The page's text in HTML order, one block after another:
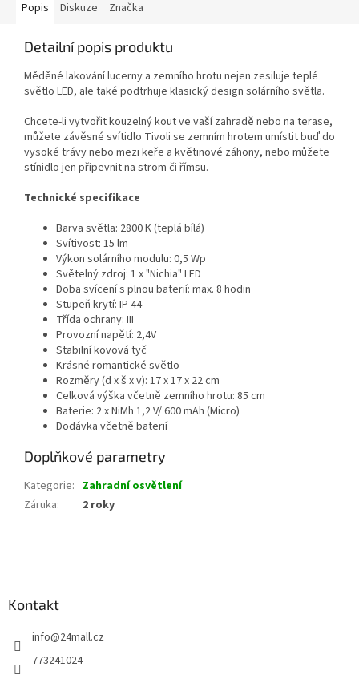
Popis Diskuze Značka
Detailní popis produktu
Měděné lakování lucerny a zemního hrotu nejen zesiluje teplé
světlo LED, ale také podtrhuje klasický design solárního světla.
Chcete-li vytvořit kouzelný kout ve vaší zahradě nebo na terase,
můžete závěsné svítidlo Tivoli se zemním hrotem umístit buď do
vysoké trávy nebo mezi keře a květinové záhony, nebo můžete
stínidlo jen připevnit na strom či římsu.
Technické specifikace
Barva světla: 2800 K (teplá bílá)
Svítivost: 15 lm
Výkon solárního modulu: 0,5 Wp
Světelný zdroj: 1 x "Nichia" LED
Doba svícení s plnou baterií: max. 8 hodin
Stupeň krytí: IP 44
Třída ochrany: III
Provozní napětí: 2,4V
Stabilní kovová tyč
Krásné romantické světlo
Rozměry (d x š x v): 17 x 17 x 22 cm
Celková výška včetně zemního hrotu: 85 cm
Baterie: 2 x NiMh 1,2 V/ 600 mAh (Micro)
Dodávka včetně baterií
Doplňkové parametry
Kategorie: Zahradní osvětlení
Záruka: 2 roky
Kontakt
info@24mall.cz
773241024